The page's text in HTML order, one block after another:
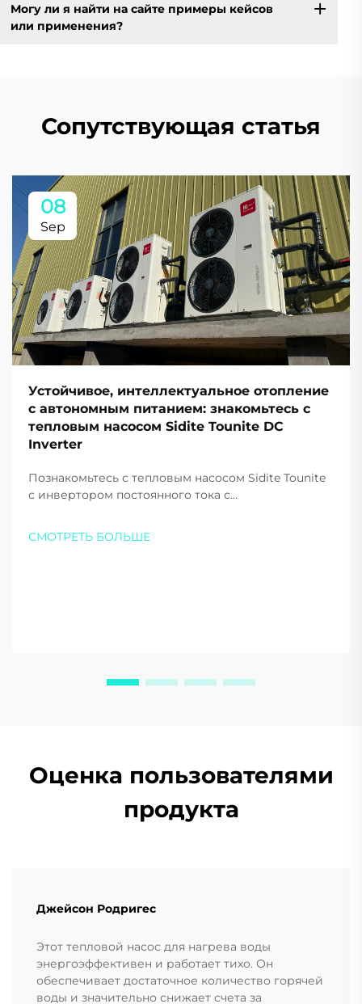
Могу ли я найти на сайте примеры кейсов
или применения?
Сопутствующая статья
08
Sep
Устойчивое, интеллектуальное отопление
с автономным питанием: знакомьтесь с
тепловым насосом Sidite Tounite DC
Inverter
Познакомьтесь с тепловым насосом Sidite Tounite
с инвертором постоянного тока с
температурах. Уменьшите расходы и выбросы
СМОТРЕТЬ БОЛЬШЕ
Оценка пользователями
продукта
Джейсон Родригес
Этот тепловой насос для нагрева воды
энергоэффективен и работает тихо. Он
обеспечивает достаточное количество горячей
воды и значительно снижает счета за